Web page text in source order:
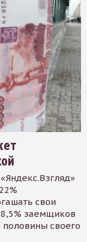
свои
заемщиков
своего